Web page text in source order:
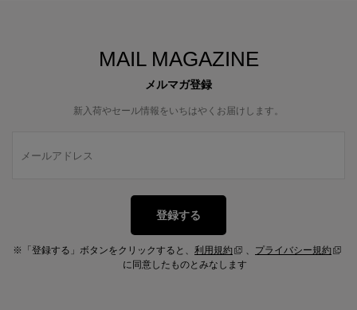
MAIL MAGAZINE
メルマガ登録
新入荷やセール情報をいちはやくお届けします。
登録する
※「登録する」ボタンをクリックすると、 利用規約 、 プライバシー規約
に同意したものとみなします